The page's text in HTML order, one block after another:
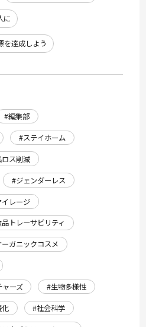
に
を達成しよう
#編集部
#ステイホーム
ス削減
#ジェンダーレス
レージ
トレーサビリティ
ガニックコスメ
ーズ
#生物多様性
化
#社会科学